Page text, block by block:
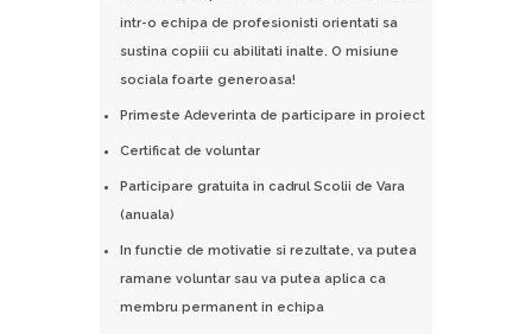
intr-o echipa de profesionisti orientati sa
sustina copiii cu abilitati inalte. O misiune
sociala foarte generoasa!
Primeste Adeverinta de participare in proiect
Certificat de voluntar
Participare gratuita in cadrul Scolii de Vara
(anuala)
In functie de motivatie si rezultate, va putea
ramane voluntar sau va putea aplica ca
membru permanent in echipa